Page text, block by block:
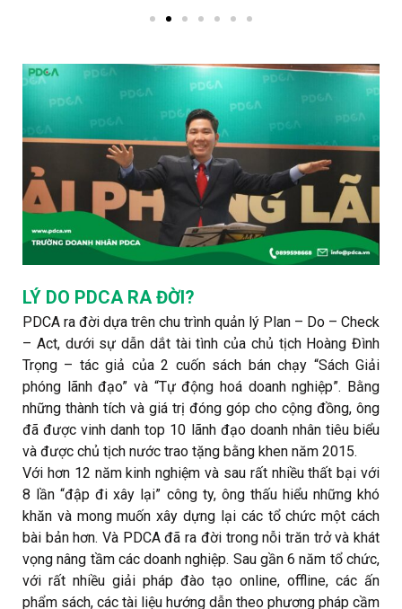
LÝ DO PDCA RA ĐỜI?
PDCA ra đời dựa trên chu trình quản lý Plan – Do – Check
– Act, dưới sự dẫn dắt tài tình của chủ tịch Hoàng Đình
Trọng – tác giả của 2 cuốn sách bán chạy “Sách Giải
phóng lãnh đạo” và “Tự động hoá doanh nghiệp”. Bằng
những thành tích và giá trị đóng góp cho cộng đồng, ông
đã được vinh danh top 10 lãnh đạo doanh nhân tiêu biểu
và được chủ tịch nước trao tặng bằng khen năm 2015.
Với hơn 12 năm kinh nghiệm và sau rất nhiều thất bại với
8 lần “đập đi xây lại” công ty, ông thấu hiểu những khó
khăn và mong muốn xây dựng lại các tổ chức một cách
bài bản hơn. Và PDCA đã ra đời trong nỗi trăn trở và khát
vọng nâng tầm các doanh nghiệp. Sau gần 6 năm tổ chức,
với rất nhiều giải pháp đào tạo online, offline, các ấn
phẩm sách, các tài liệu hướng dẫn theo phương pháp cầm